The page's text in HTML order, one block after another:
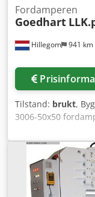
Hillegom 941 km
Fordamperen
Goedhart
Tilstand: brukt,
3006-50x50
Ziehl-Abegg
1550 RPM –
000 m³/t. Credpfx